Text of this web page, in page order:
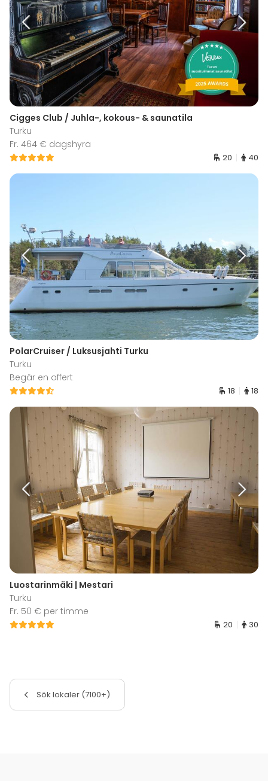
Cigges Club / Juhla-, kokous- & saunatila
Turku
Fr. 464 € dagshyra
20 40
PolarCruiser / Luksusjahti Turku
Turku
Begär en offert
18 18
Luostarinmäki | Mestari
Turku
Fr. 50 € per timme
20 30
Sök lokaler (7100+)